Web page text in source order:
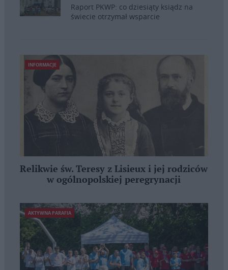
Raport PKWP: co dziesiąty ksiądz na
świecie otrzymał wsparcie
INFORMACJE
Relikwie św. Teresy z Lisieux i jej rodziców
w ogólnopolskiej peregrynacji
AKTYWNA PARAFIA